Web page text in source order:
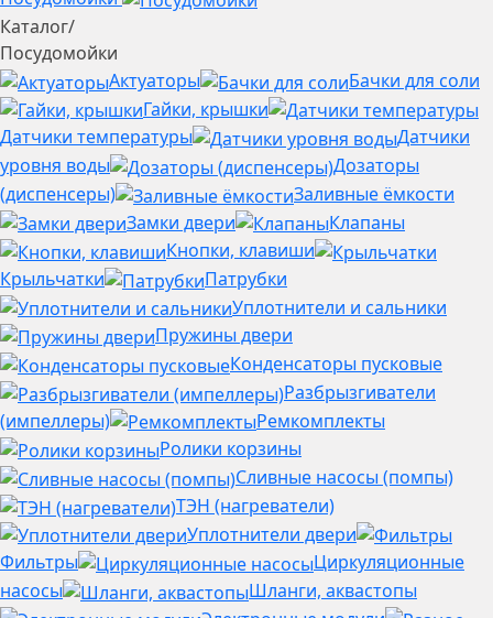
Каталог/
Посудомойки
Актуаторы
Бачки для соли
Гайки, крышки
Датчики температуры
Датчики
уровня воды
Дозаторы
(диспенсеры)
Заливные ёмкости
Замки двери
Клапаны
Кнопки, клавиши
Крыльчатки
Патрубки
Уплотнители и сальники
Пружины двери
Конденсаторы пусковые
Разбрызгиватели
(импеллеры)
Ремкомплекты
Ролики корзины
Сливные насосы (помпы)
ТЭН (нагреватели)
Уплотнители двери
Фильтры
Циркуляционные
насосы
Шланги, аквастопы